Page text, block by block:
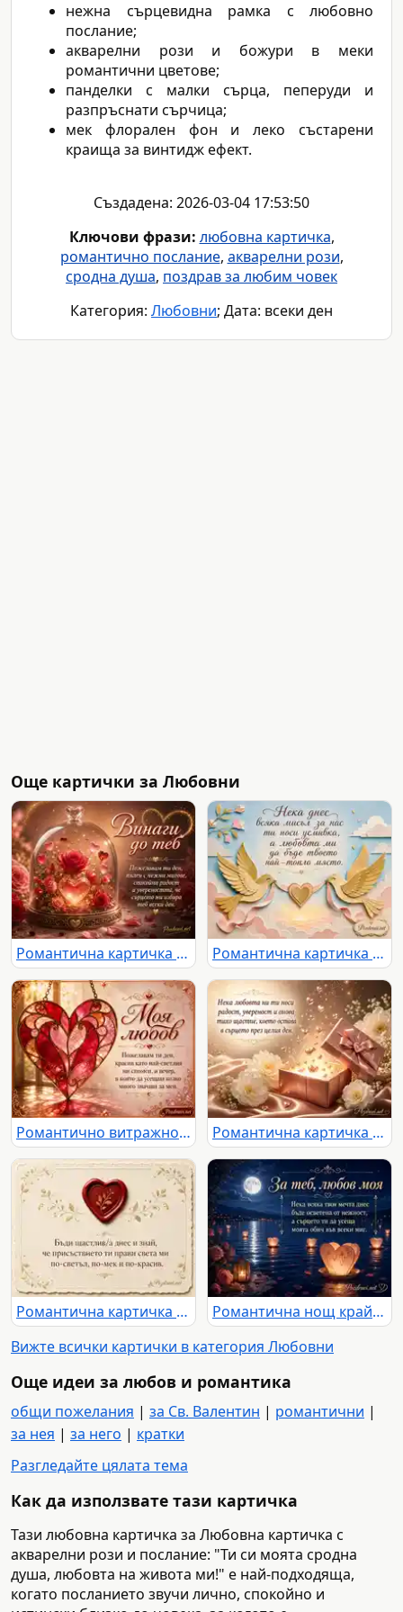
нежна сърцевидна рамка с любовно
послание;
акварелни рози и божури в меки
романтични цветове;
панделки с малки сърца, пеперуди и
разпръснати сърчица;
мек флорален фон и леко състарени
краища за винтидж ефект.
Създадена: 2026-03-04 17:53:50
Ключови фрази: любовна картичка,
романтично послание, акварелни рози,
сродна душа, поздрав за любим човек
Категория: Любовни; Дата: всеки ден
Още картички за Любовни
Романтична картичка „Винаги до теб“ с рози, сърца и нежно любовно послание Романтична картичка с две златни птици, сърце и нежен любовен надпис
Романтично витражно сърце с надпис „Моя любов“ и нежно любовно послание Романтична картичка с блестящ подарък, сърца, цветя и нежно послание за любов
Романтична картичка с червено сърце, златни орнаменти и нежно послание
Романтична нощ край езеро с луна, рози, светещи сърца и любовно послание
Вижте всички картички в категория Любовни
Още идеи за любов и романтика
общи пожелания | за Св. Валентин | романтични |
за нея | за него | кратки
Разгледайте цялата тема
Как да използвате тази картичка
Тази любовна картичка за Любовна картичка с
акварелни рози и послание: "Ти си моята сродна
душа, любовта на живота ми!" е най-подходяща,
когато посланието звучи лично, спокойно и